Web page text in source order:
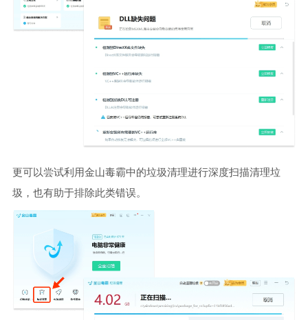
更可以尝试利用金山毒霸中的垃圾清理进行深度扫描清理垃
圾，也有助于排除此类错误。